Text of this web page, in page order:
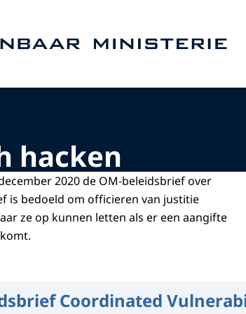
hacken
2020 de OM-beleidsbrief over
is bedoeld om officieren van justitie
ze op kunnen letten als er een aangifte
Coordinated